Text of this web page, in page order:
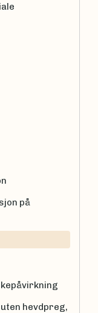
på
hevdpreg,